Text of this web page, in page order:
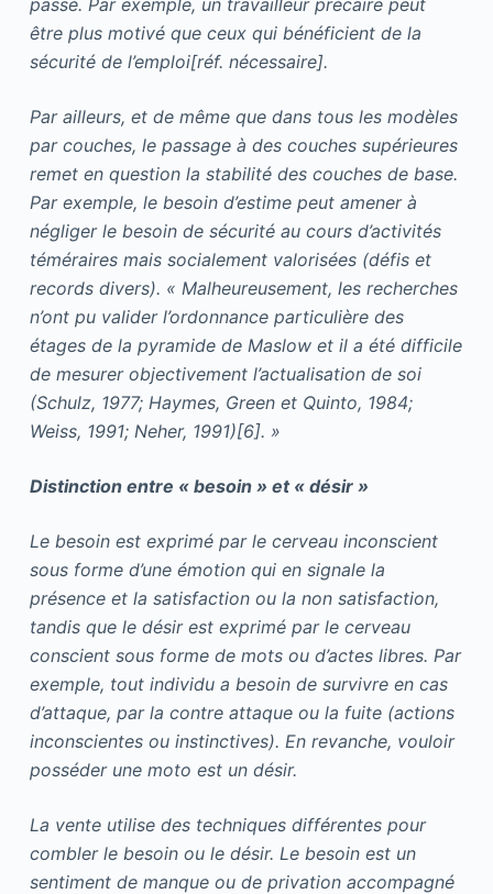
être plus motivé que ceux qui bénéficient de la
sécurité de l’emploi[réf. nécessaire].
Par ailleurs, et de même que dans tous les modèles
par couches, le passage à des couches supérieures
remet en question la stabilité des couches de base.
Par exemple, le besoin d’estime peut amener à
négliger le besoin de sécurité au cours d’activités
téméraires mais socialement valorisées (défis et
records divers). « Malheureusement, les recherches
n’ont pu valider l’ordonnance particulière des
étages de la pyramide de Maslow et il a été difficile
de mesurer objectivement l’actualisation de soi
(Schulz, 1977; Haymes, Green et Quinto, 1984;
Weiss, 1991; Neher, 1991)[6]. »
Distinction entre « besoin » et « désir »
Le besoin est exprimé par le cerveau inconscient
sous forme d’une émotion qui en signale la
présence et la satisfaction ou la non satisfaction,
tandis que le désir est exprimé par le cerveau
conscient sous forme de mots ou d’actes libres. Par
exemple, tout individu a besoin de survivre en cas
d’attaque, par la contre attaque ou la fuite (actions
inconscientes ou instinctives). En revanche, vouloir
posséder une moto est un désir.
La vente utilise des techniques différentes pour
combler le besoin ou le désir. Le besoin est un
sentiment de manque ou de privation accompagné